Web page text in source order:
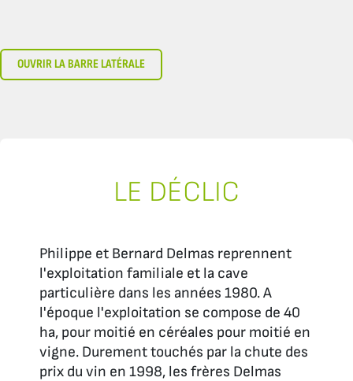
OUVRIR LA BARRE LATÉRALE
LE DÉCLIC
Philippe et Bernard Delmas reprennent
l'exploitation familiale et la cave
particulière dans les années 1980. A
l'époque l'exploitation se compose de 40
ha, pour moitié en céréales pour moitié en
vigne. Durement touchés par la chute des
prix du vin en 1998, les frères Delmas